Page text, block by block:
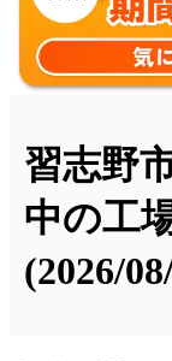
習志野
中の工
(2026/